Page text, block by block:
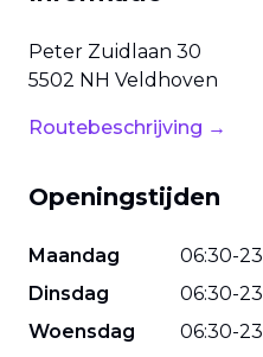
Peter Zuidlaan 30
5502 NH Veldhoven
Routebeschrijving →
Openingstijden
Maandag 06:30-23
Dinsdag
06:30-23
Woensdag
06:30-23